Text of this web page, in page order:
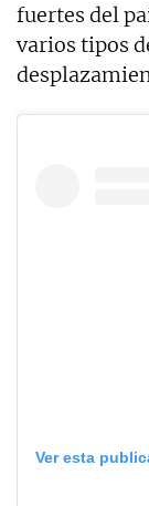
fuertes del
varios tipos
Ver esta